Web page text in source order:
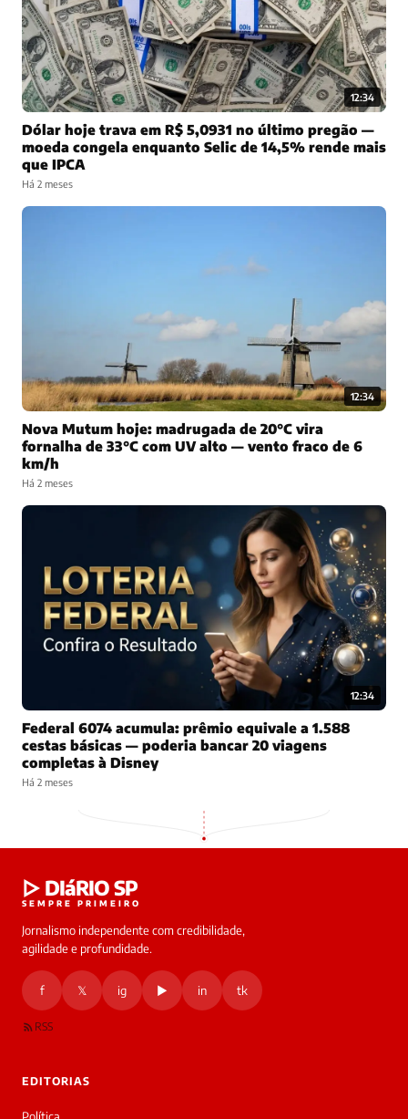
12:34
Dólar hoje trava em R$ 5,0931 no último pregão —
moeda congela enquanto Selic de 14,5% rende mais
que IPCA
Há 2 meses
12:34
Nova Mutum hoje: madrugada de 20°C vira
fornalha de 33°C com UV alto — vento fraco de 6
km/h
Há 2 meses
12:34
Federal 6074 acumula: prêmio equivale a 1.588
cestas básicas — poderia bancar 20 viagens
completas à Disney
Há 2 meses
▷ DIáRIO SP
SEMPRE PRIMEIRO
Jornalismo independente com credibilidade,
agilidade e profundidade.
f 𝕏 ig ▶ in tk
RSS
EDITORIAS